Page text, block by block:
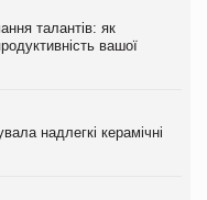
талантів: як
вашої
надлегкі керамічні